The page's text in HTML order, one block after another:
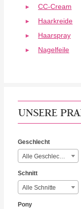
CC-Cream
Haarkreide
Haarspray
Nagelfeile
UNSERE
Geschlecht
Alle Geschlechter
Schnitt
Alle Schnitte
Pony